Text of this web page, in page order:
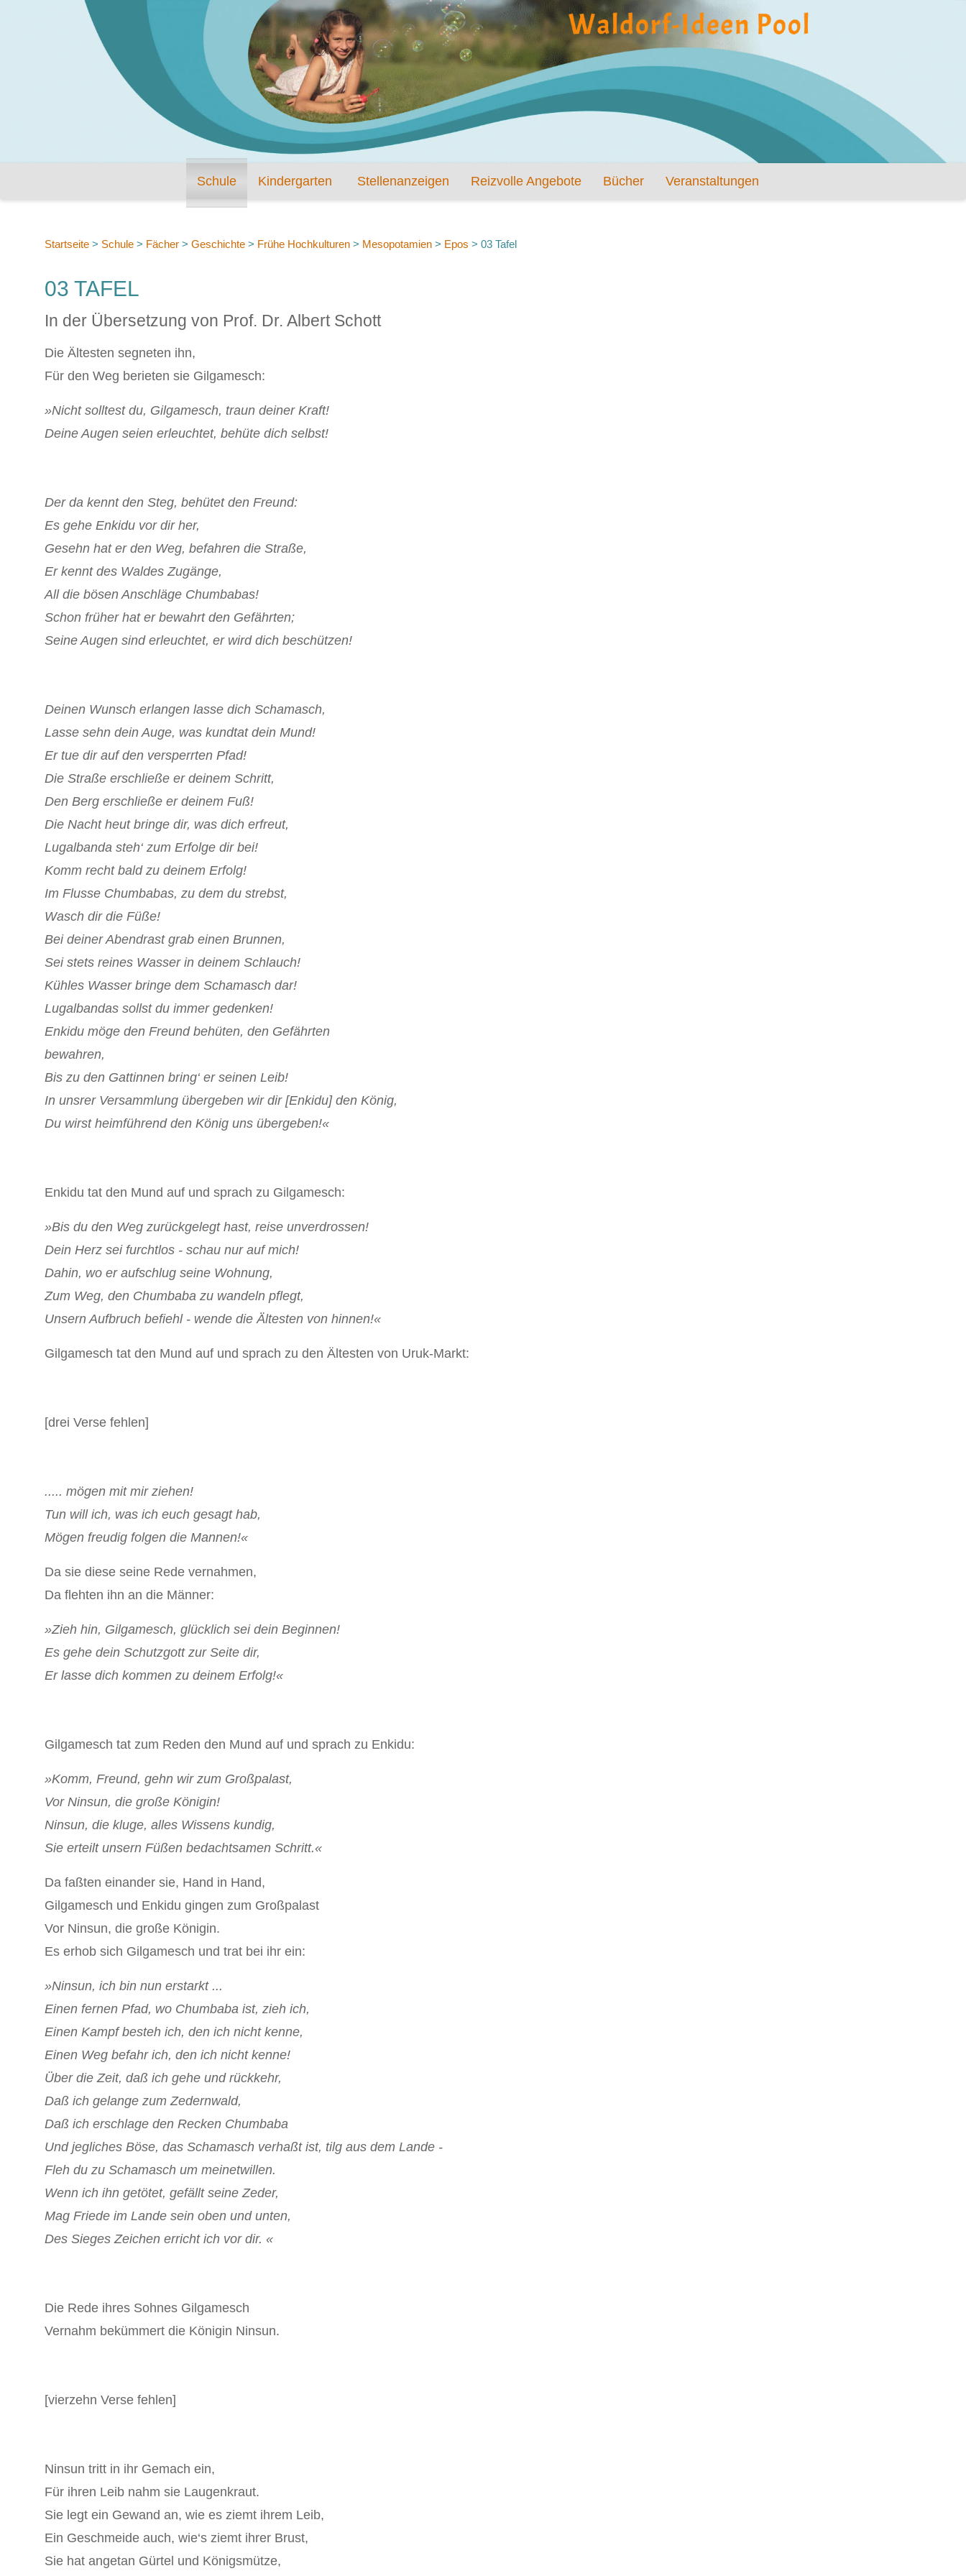
Schule Kindergarten Stellenanzeigen Reizvolle Angebote Bücher Veranstaltungen
Startseite > Schule > Fächer > Geschichte > Frühe Hochkulturen > Mesopotamien > Epos > 03 Tafel
03 TAFEL
In der Übersetzung von Prof. Dr. Albert Schott
Die Ältesten segneten ihn,
Für den Weg berieten sie Gilgamesch:
»Nicht solltest du, Gilgamesch, traun deiner Kraft!
Deine Augen seien erleuchtet, behüte dich selbst!
Der da kennt den Steg, behütet den Freund:
Es gehe Enkidu vor dir her,
Gesehn hat er den Weg, befahren die Straße,
Er kennt des Waldes Zugänge,
All die bösen Anschläge Chumbabas!
Schon früher hat er bewahrt den Gefährten;
Seine Augen sind erleuchtet, er wird dich beschützen!
Deinen Wunsch erlangen lasse dich Schamasch,
Lasse sehn dein Auge, was kundtat dein Mund!
Er tue dir auf den versperrten Pfad!
Die Straße erschließe er deinem Schritt,
Den Berg erschließe er deinem Fuß!
Die Nacht heut bringe dir, was dich erfreut,
Lugalbanda steh‘ zum Erfolge dir bei!
Komm recht bald zu deinem Erfolg!
Im Flusse Chumbabas, zu dem du strebst,
Wasch dir die Füße!
Bei deiner Abendrast grab einen Brunnen,
Sei stets reines Wasser in deinem Schlauch!
Kühles Wasser bringe dem Schamasch dar!
Lugalbandas sollst du immer gedenken!
Enkidu möge den Freund behüten, den Gefährten
bewahren,
Bis zu den Gattinnen bring‘ er seinen Leib!
In unsrer Versammlung übergeben wir dir [Enkidu] den König,
Du wirst heimführend den König uns übergeben!«
Enkidu tat den Mund auf und sprach zu Gilgamesch:
»Bis du den Weg zurückgelegt hast, reise unverdrossen!
Dein Herz sei furchtlos - schau nur auf mich!
Dahin, wo er aufschlug seine Wohnung,
Zum Weg, den Chumbaba zu wandeln pflegt,
Unsern Aufbruch befiehl - wende die Ältesten von hinnen!«
Gilgamesch tat den Mund auf und sprach zu den Ältesten von Uruk-Markt:
[drei Verse fehlen]
..... mögen mit mir ziehen!
Tun will ich, was ich euch gesagt hab,
Mögen freudig folgen die Mannen!«
Da sie diese seine Rede vernahmen,
Da flehten ihn an die Männer:
»Zieh hin, Gilgamesch, glücklich sei dein Beginnen!
Es gehe dein Schutzgott zur Seite dir,
Er lasse dich kommen zu deinem Erfolg!«
Gilgamesch tat zum Reden den Mund auf und sprach zu Enkidu:
»Komm, Freund, gehn wir zum Großpalast,
Vor Ninsun, die große Königin!
Ninsun, die kluge, alles Wissens kundig,
Sie erteilt unsern Füßen bedachtsamen Schritt.«
Da faßten einander sie, Hand in Hand,
Gilgamesch und Enkidu gingen zum Großpalast
Vor Ninsun, die große Königin.
Es erhob sich Gilgamesch und trat bei ihr ein:
»Ninsun, ich bin nun erstarkt ...
Einen fernen Pfad, wo Chumbaba ist, zieh ich,
Einen Kampf besteh ich, den ich nicht kenne,
Einen Weg befahr ich, den ich nicht kenne!
Über die Zeit, daß ich gehe und rückkehr,
Daß ich gelange zum Zedernwald,
Daß ich erschlage den Recken Chumbaba
Und jegliches Böse, das Schamasch verhaßt ist, tilg aus dem Lande -
Fleh du zu Schamasch um meinetwillen.
Wenn ich ihn getötet, gefällt seine Zeder,
Mag Friede im Lande sein oben und unten,
Des Sieges Zeichen erricht ich vor dir. «
Die Rede ihres Sohnes Gilgamesch
Vernahm bekümmert die Königin Ninsun.
[vierzehn Verse fehlen]
Ninsun tritt in ihr Gemach ein,
Für ihren Leib nahm sie Laugenkraut.
Sie legt ein Gewand an, wie es ziemt ihrem Leib,
Ein Geschmeide auch, wie‘s ziemt ihrer Brust,
Sie hat angetan Gürtel und Königsmütze,